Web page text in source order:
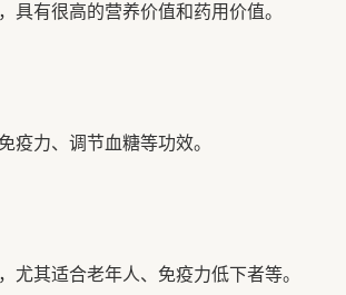
具有很高的营养价值和药用价值。
疫力、调节血糖等功效。
尤其适合老年人、免疫力低下者等。